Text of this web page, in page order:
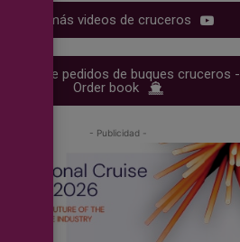
Ver más videos de cruceros
Cartera de pedidos de buques cruceros -
Order book
- Publicidad -